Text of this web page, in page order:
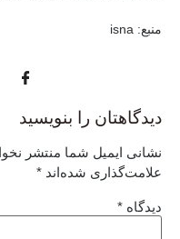
منبع: isna
دیدگاهتان را بنویسید
نشانی ایمیل شما منتشر
علامت‌گذاری شده‌اند *
دیدگاه *